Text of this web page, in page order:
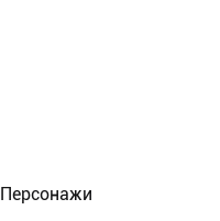
Персонажи